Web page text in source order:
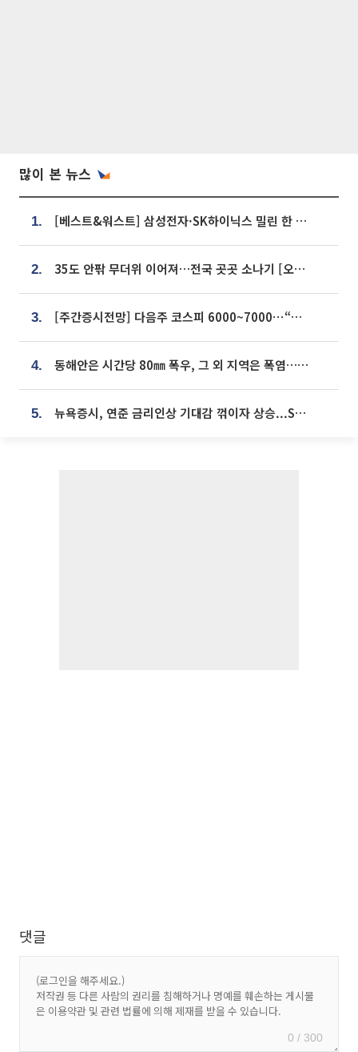
많이 본 뉴스
1. [베스트&워스트] 삼성전자·SK하이닉스 밀린 한 주…상상인증권은 85% 급등
2. 35도 안팎 무더위 이어져…전국 곳곳 소나기 [오늘 날씨]
3. [주간증시전망] 다음주 코스피 6000~7000⋯“外人 수급은 정책이 변수”
4. 동해안은 시간당 80㎜ 폭우, 그 외 지역은 폭염…‘극과 극 날씨’
5. 뉴욕증시, 연준 금리인상 기대감 꺾이자 상승...S&P500 사상 최고치 [종합]
댓글
0 / 300